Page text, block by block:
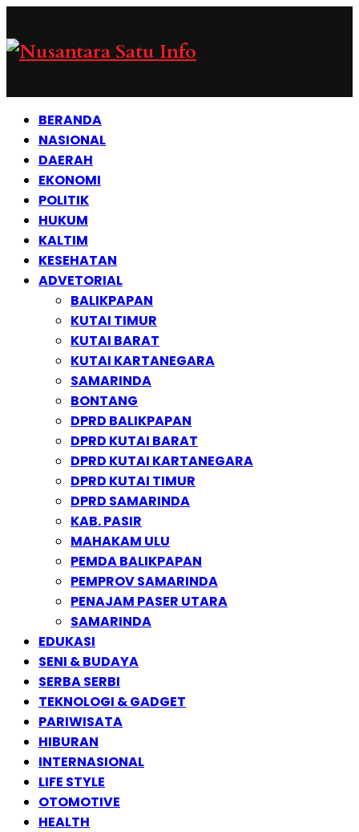
BERANDA
NASIONAL
DAERAH
EKONOMI
POLITIK
HUKUM
KALTIM
KESEHATAN
ADVETORIAL
BALIKPAPAN
KUTAI TIMUR
KUTAI BARAT
KUTAI KARTANEGARA
SAMARINDA
BONTANG
DPRD BALIKPAPAN
DPRD KUTAI BARAT
DPRD KUTAI KARTANEGARA
DPRD KUTAI TIMUR
DPRD SAMARINDA
KAB. PASIR
MAHAKAM ULU
PEMDA BALIKPAPAN
PEMPROV SAMARINDA
PENAJAM PASER UTARA
SAMARINDA
EDUKASI
SENI & BUDAYA
SERBA SERBI
TEKNOLOGI & GADGET
PARIWISATA
HIBURAN
INTERNASIONAL
LIFE STYLE
OTOMOTIVE
HEALTH